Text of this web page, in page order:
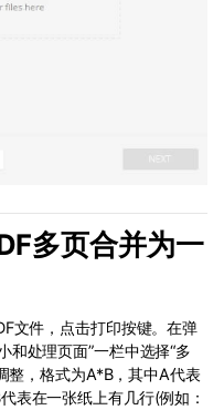
多页合并为一
文件，点击打印按键。在弹
和处理页面”一栏中选择“多
整，格式为A*B，其中A代表
表在一张纸上有几行(例如：